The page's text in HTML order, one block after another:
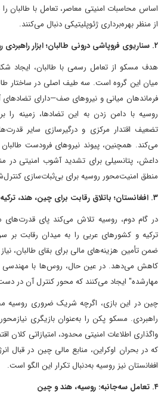
اساس محاسبات امنیتی معاصر، تعامل با طالبان
از منظر بهره‌برداری ژئوپلیتیکی دنبال می‌کنند.
۲. سناریوی فروپاشی درونی طالبان؛ ابزار راهبردی روسیه
هدف مسکو از تعامل رسمی با طالبان، ایجاد
میان این گروه است. سه طیف اصلی در ساختار
فرماندهان میانی و نیروهای صف—دارای تضادهای
روسیه با دامن زدن به این تضادها، زمینه را
تضعیف اقتدار مرکزی و درگیرسازی سایر
می‌کند. همچنین، پیوند نیروهای فرودست
داعش، پتانسیلی برای تشدید آشوب امنیتی در
منطق امنیت‌محور روسیه برای بی‌ثبات‌سازی
۳. افغانستان؛ باتلاق رقابت برای چین، هند، ترکیه و اعراب
در گام دوم، روسیه تلاش می‌کند پای قدرت‌های
ترکیه و کشورهای عربی را به میدان رقابت بر
ضمن تأمین هزینه‌های مالی برای بقای طالبان، نیاز
کاهش می‌دهد. در عین حال، روس‌ها با مهندسی
مهار‌شده" ایجاد می‌کنند که محور کنترل آن در
چین در این بازی، اگرچه شریک ضروری روسیه
راهبردی. مسکو پکن را به‌عنوان بازیگری
واگذاری اطلاعات امنیتی محدود، امتیازاتی
که در بحران اوکراین، منابع مالی چین در قبال
افغانستان نیز روسیه به‌دنبال تکرار این الگو است.
۴. تعامل سه‌جانبه: روسیه، هند و چین